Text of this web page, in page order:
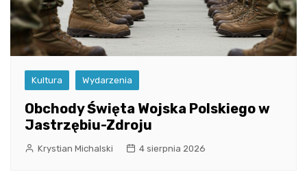
Kultura Wydarzenia
Obchody Święta Wojska Polskiego w
Jastrzębiu-Zdroju
Krystian Michalski 4 sierpnia 2026